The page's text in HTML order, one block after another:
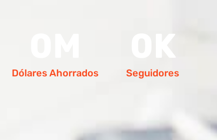
Dólares Ahorrados Seguidores
K